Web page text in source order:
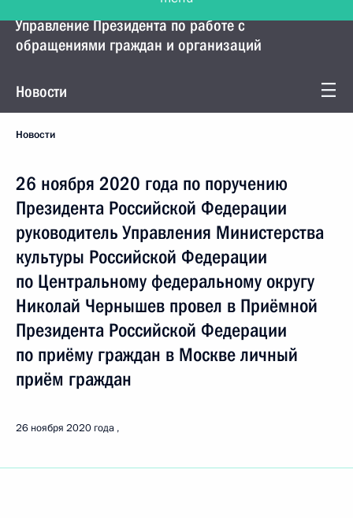
Управление Президента по работе с
обращениями граждан и организаций
Новости
Новости
26 ноября 2020 года по поручению
Президента Российской Федерации
руководитель Управления Министерства
культуры Российской Федерации
по Центральному федеральному округу
Николай Чернышев провел в Приёмной
Президента Российской Федерации
по приёму граждан в Москве личный
приём граждан
26 ноября 2020 года